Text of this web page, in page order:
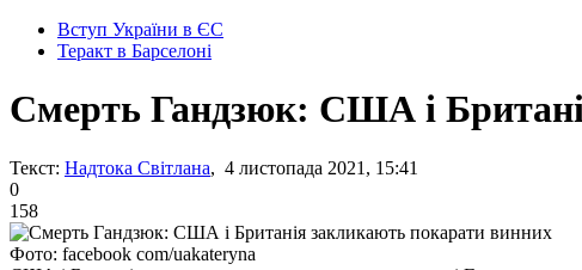
Вступ України в ЄС
Теракт в Барселоні
Смерть Гандзюк: США і
Текст: Надтока Світлана, 4 листопада 2021, 15:41
0
158
Фото: facebook com/uakateryna